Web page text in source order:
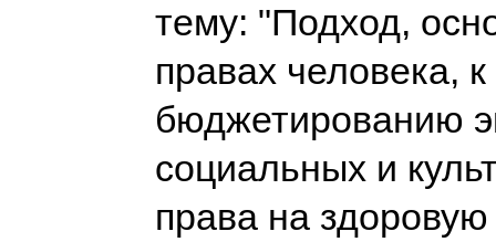
тему: "Подход,
правах человека, к
бюджетированию
социальных и
права на